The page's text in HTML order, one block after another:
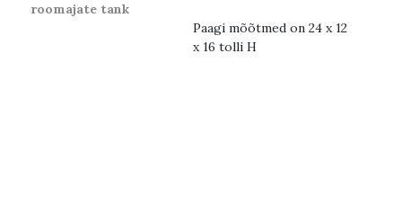
roomajate tank
Paagi mõõtmed on 24 x 12
x 16 tolli H